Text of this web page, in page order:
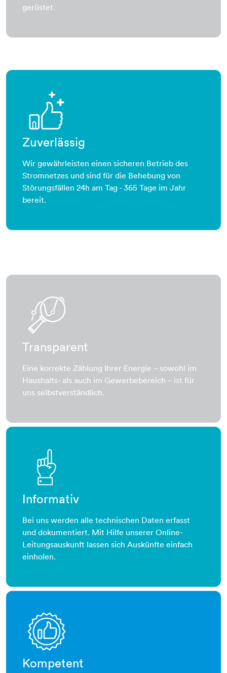
gerüstet.
Zuverlässig
Wir gewährleisten einen sicheren Betrieb des
Stromnetzes und sind für die Behebung von
Störungsfällen 24h am Tag - 365 Tage im Jahr
bereit.
Transparent
Eine korrekte Zählung Ihrer Energie – sowohl im
Haushalts- als auch im Gewerbebereich – ist für
uns selbstverständlich.
Informativ
Bei uns werden alle technischen Daten erfasst
und dokumentiert. Mit Hilfe unserer Online-
Leitungsauskunft lassen sich Auskünfte einfach
einholen.
Kompetent